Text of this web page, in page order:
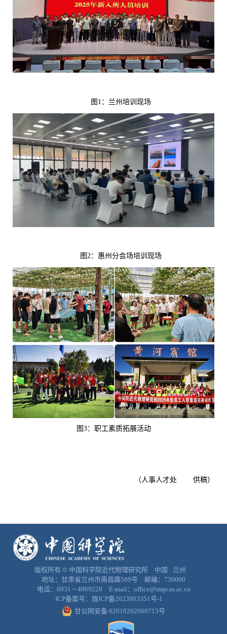
图 1 ：兰州培训现场
图2：惠州分会场培训现场
图3：职工素质拓展活动
（人事人才处 供稿）
版权所有 © 中国科学院近代物理研究所 中国 · 兰州
地址：甘肃省兰州市南昌路509号 邮编：730000
电话：0931－4969220 E-mail：office@impcas.ac.cn
ICP备案号：
陇ICP备2023003351号-1
甘公网安备 62010202000713号